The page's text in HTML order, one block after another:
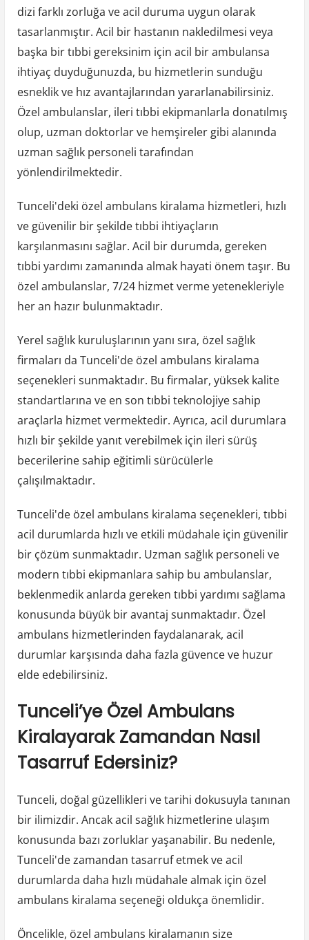
dizi farklı zorluğa ve acil duruma uygun olarak
tasarlanmıştır. Acil bir hastanın nakledilmesi veya
başka bir tıbbi gereksinim için acil bir ambulansa
ihtiyaç duyduğunuzda, bu hizmetlerin sunduğu
esneklik ve hız avantajlarından yararlanabilirsiniz.
Özel ambulanslar, ileri tıbbi ekipmanlarla donatılmış
olup, uzman doktorlar ve hemşireler gibi alanında
uzman sağlık personeli tarafından
yönlendirilmektedir.
Tunceli'deki özel ambulans kiralama hizmetleri, hızlı
ve güvenilir bir şekilde tıbbi ihtiyaçların
karşılanmasını sağlar. Acil bir durumda, gereken
tıbbi yardımı zamanında almak hayati önem taşır. Bu
özel ambulanslar, 7/24 hizmet verme yetenekleriyle
her an hazır bulunmaktadır.
Yerel sağlık kuruluşlarının yanı sıra, özel sağlık
firmaları da Tunceli'de özel ambulans kiralama
seçenekleri sunmaktadır. Bu firmalar, yüksek kalite
standartlarına ve en son tıbbi teknolojiye sahip
araçlarla hizmet vermektedir. Ayrıca, acil durumlara
hızlı bir şekilde yanıt verebilmek için ileri sürüş
becerilerine sahip eğitimli sürücülerle
çalışılmaktadır.
Tunceli'de özel ambulans kiralama seçenekleri, tıbbi
acil durumlarda hızlı ve etkili müdahale için güvenilir
bir çözüm sunmaktadır. Uzman sağlık personeli ve
modern tıbbi ekipmanlara sahip bu ambulanslar,
beklenmedik anlarda gereken tıbbi yardımı sağlama
konusunda büyük bir avantaj sunmaktadır. Özel
ambulans hizmetlerinden faydalanarak, acil
durumlar karşısında daha fazla güvence ve huzur
elde edebilirsiniz.
Tunceli’ye Özel Ambulans
Kiralayarak Zamandan Nasıl
Tasarruf Edersiniz?
Tunceli, doğal güzellikleri ve tarihi dokusuyla tanınan
bir ilimizdir. Ancak acil sağlık hizmetlerine ulaşım
konusunda bazı zorluklar yaşanabilir. Bu nedenle,
Tunceli'de zamandan tasarruf etmek ve acil
durumlarda daha hızlı müdahale almak için özel
ambulans kiralama seçeneği oldukça önemlidir.
Öncelikle, özel ambulans kiralamanın size